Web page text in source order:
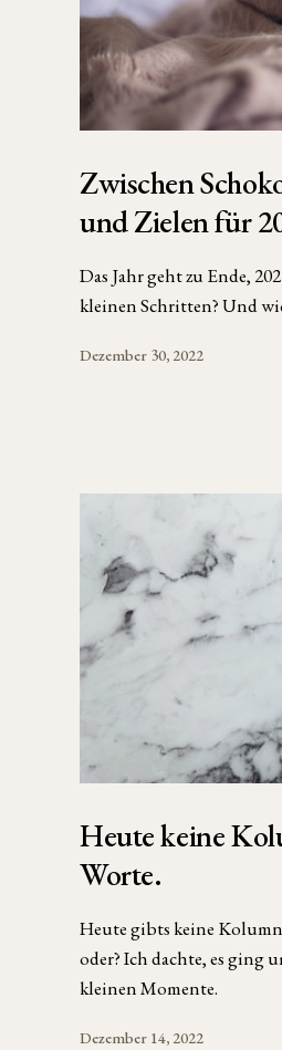
Zwischen
und Zielen für
Das Jahr geht zu Ende,
kleinen Schritten? Und
Dezember 30, 2022
Heute keine
Worte.
Heute gibts keine
oder? Ich dachte, es ging
kleinen Momente.
Dezember 14, 2022